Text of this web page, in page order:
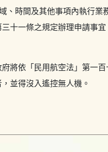
、時間及其他事項內執行業
十一條之規定辦理申請事
將依「民用航空法」第一
並得沒入遙控無人機。